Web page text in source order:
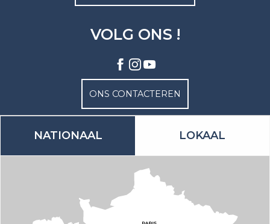
VOLG ONS !
ONS CONTACTEREN
NATIONAAL LOKAAL